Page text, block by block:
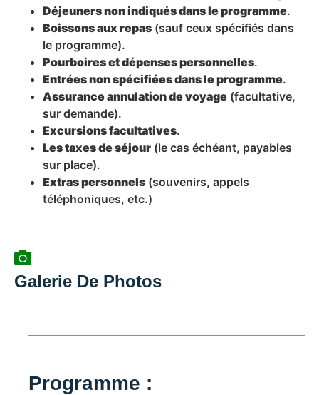
Déjeuners non indiqués dans le programme.
Boissons aux repas (sauf ceux spécifiés dans
le programme).
Pourboires et dépenses personnelles.
Entrées non spécifiées dans le programme.
Assurance annulation de voyage (facultative,
sur demande).
Excursions facultatives.
Les taxes de séjour (le cas échéant, payables
sur place).
Extras personnels (souvenirs, appels
téléphoniques, etc.)
Galerie De Photos
Programme :